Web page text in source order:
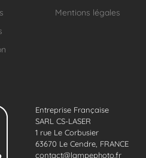
Mentions légales
Entreprise Française
SARL CS-LASER
1 rue Le Corbusier
63670 Le Cendre, FRANCE
contact@lampephoto.fr